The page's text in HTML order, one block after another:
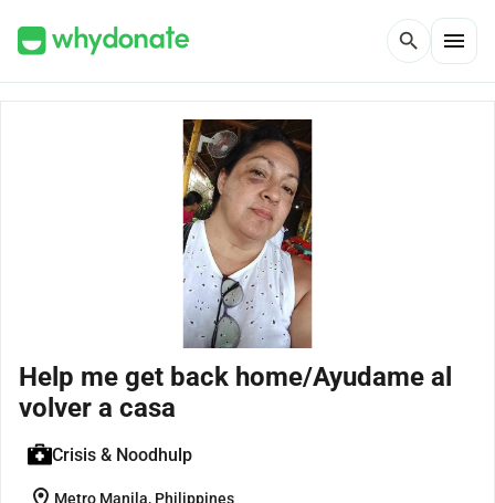
search menu
Help me get back home/Ayudame al
volver a casa
Crisis & Noodhulp
Metro Manila, Philippines